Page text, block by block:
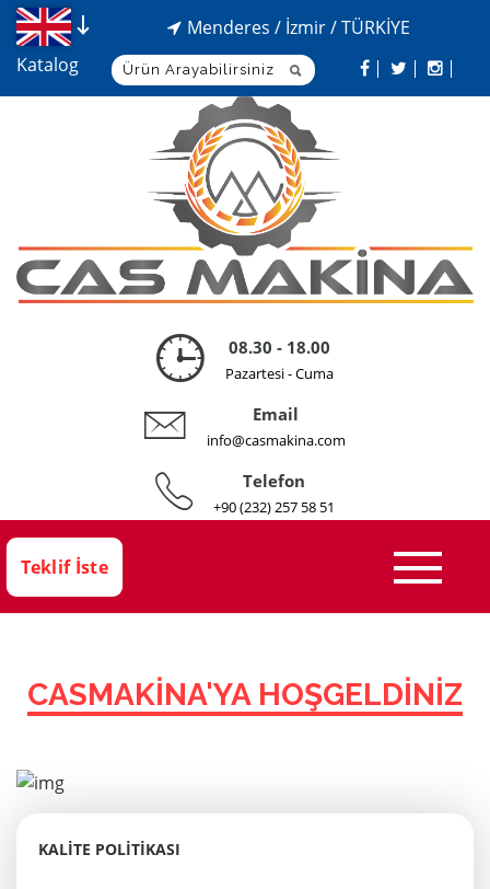
Menderes / İzmir / TÜRKİYE
Katalog
08.30 - 18.00
Pazartesi - Cuma
Email
info@casmakina.com
Telefon
+90 (232) 257 58 51
Teklif İste
CASMAKİNA'YA HOŞGELDİNİZ
KALİTE POLİTİKASI